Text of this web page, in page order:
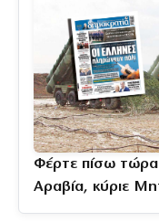
Φέρτε πίσω
Αραβία, κύριε